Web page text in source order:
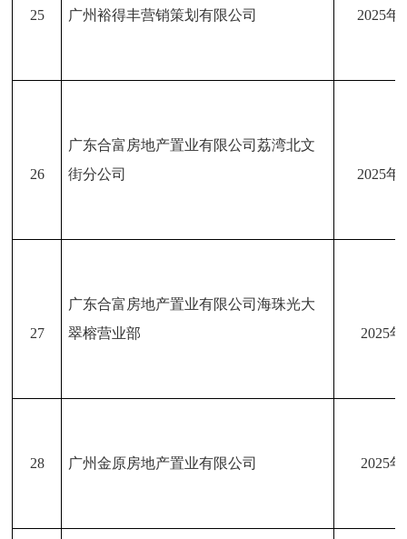
25 广州裕得丰营销策划有限公司 2025年
26
广东合富房地产置业有限公司荔湾北文
街分公司
2025年
27
广东合富房地产置业有限公司海珠光大
翠榕营业部
2025
28 广州金原房地产置业有限公司 2025